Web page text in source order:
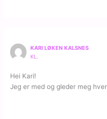
KARI LØKEN KALSNES
KL.
Hei Kari!
Jeg er med og gleder meg